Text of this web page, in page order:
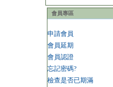
會員專區
申請會員
會員延期
會員認證
忘記密碼?
檢查是否已期滿